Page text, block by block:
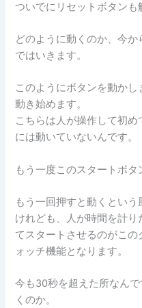
ついでにリセットボタンも
どのように動くのか、今か
ではいきます。
このようにボタンを動か
動き始めます。
こちらは人が操作して初
には動いていないんです。
もう一度このスタートボタ
もう一回押すと動くとい
けれども、人が時間を計
てスタートさせるのがこ
ォッチ機能となります。
今も30秒を超えた所なん
くのか。